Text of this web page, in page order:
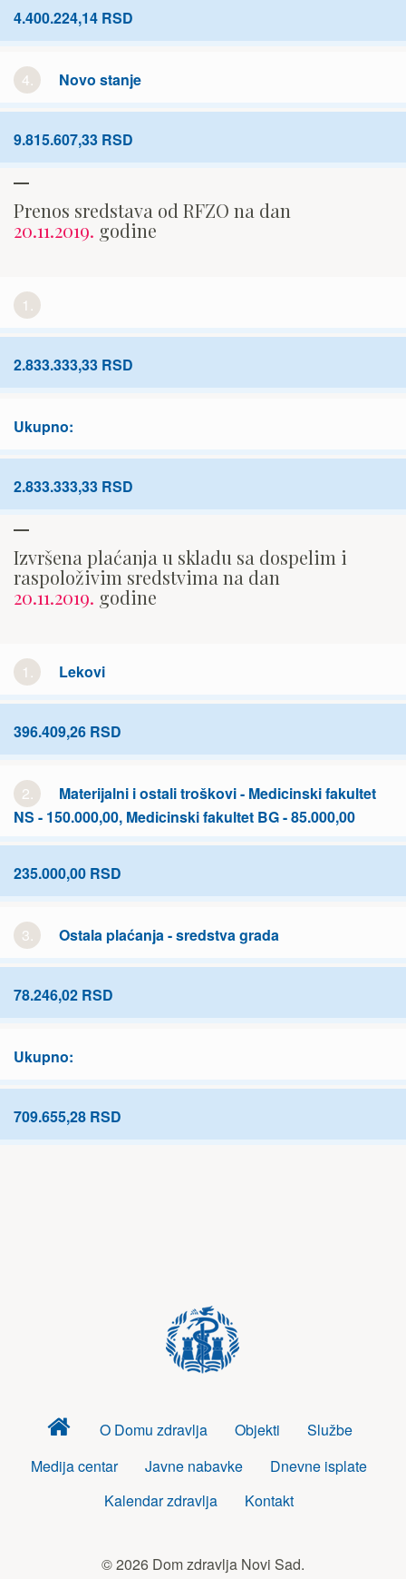
4.400.224,14 RSD
4. Novo stanje
9.815.607,33 RSD
Prenos sredstava od RFZO na dan
20.11.2019. godine
1.
2.833.333,33 RSD
Ukupno:
2.833.333,33 RSD
Izvršena plaćanja u skladu sa dospelim i
raspoloživim sredstvima na dan
20.11.2019. godine
1. Lekovi
396.409,26 RSD
2.
Materijalni i ostali troškovi - Medicinski fakultet
NS - 150.000,00, Medicinski fakultet BG - 85.000,00
235.000,00 RSD
3. Ostala plaćanja - sredstva grada
78.246,02 RSD
Ukupno:
709.655,28 RSD
Dom
zdravlja
O Domu zdravlja Objekti
Službe
Medija centar
Javne nabavke
Dnevne isplate
Kalendar zdravlja
Kontakt
© 2026 Dom zdravlja Novi Sad.